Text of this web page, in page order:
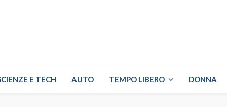
E TECH AUTO TEMPO LIBERO DONNA